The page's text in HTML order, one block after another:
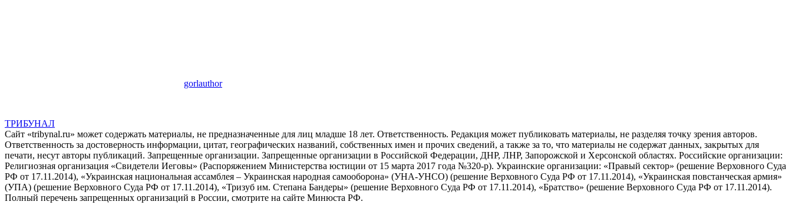
gorlauthor
ТРИБУНАЛ
Сайт «tribynal.ru» может содержать материалы, не предназначенные для лиц младше 18 лет. Ответственность. Редакция может публиковать материалы, не разделяя точку зрения авторов.
Ответственность за достоверность информации, цитат, географических названий, собственных имен и прочих сведений, а также за то, что материалы не содержат данных, закрытых для
печати, несут авторы публикаций. Запрещенные организации. Запрещенные организации в Российской Федерации, ДНР, ЛНР, Запорожской и Херсонской областях. Российские организации:
Религиозная организация «Свидетели Иеговы» (Распоряжением Министерства юстиции от 15 марта 2017 года №320-р). Украинские организации: «Правый сектор» (решение Верховного Суда
РФ от 17.11.2014), «Украинская национальная ассамблея – Украинская народная самооборона» (УНА-УНСО) (решение Верховного Суда РФ от 17.11.2014), «Украинская повстанческая армия»
(УПА) (решение Верховного Суда РФ от 17.11.2014), «Тризуб им. Степана Бандеры» (решение Верховного Суда РФ от 17.11.2014), «Братство» (решение Верховного Суда РФ от 17.11.2014).
Полный перечень запрещенных организаций в России, смотрите на сайте Минюста РФ.